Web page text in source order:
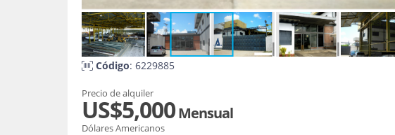
Código: 6229885
Precio de alquiler
US$5,000Mensual
Dólares Americanos